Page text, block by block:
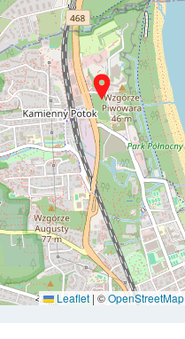
Leaflet | ©OpenStreetMap